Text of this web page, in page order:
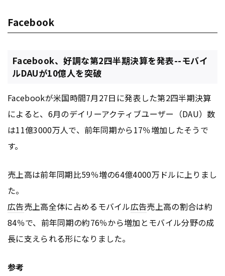
Facebook
Facebook、好調な第2四半期決算を発表--モバイ
ルDAUが10億人を突破
Facebookが米国時間7月27日に発表した第2四半期決算
によると、6月のデイリーアクティブユーザー（DAU）数
は11億3000万人で、前年同期から17％増加したそうで
す。
売上高は前年同期比59％増の64億4000万ドルに上りまし
た。
広告売上高全体に占めるモバイル広告売上高の割合は約
84％で、前年同期の約76％から増加とモバイル分野の成
長に支えられる形になりました。
参考